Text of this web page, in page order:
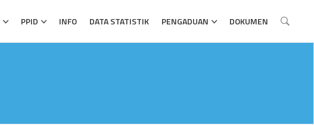
PPID INFO DATA STATISTIK PENGADUAN DOKUMEN